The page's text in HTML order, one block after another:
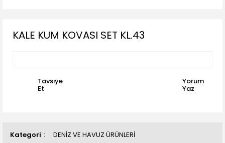
Kategori DENİZ VE HAVUZ ÜRÜNLERİ
KALE KUM KOVASI SET KL.43
Tavsiye
Et
Yorum
Yaz